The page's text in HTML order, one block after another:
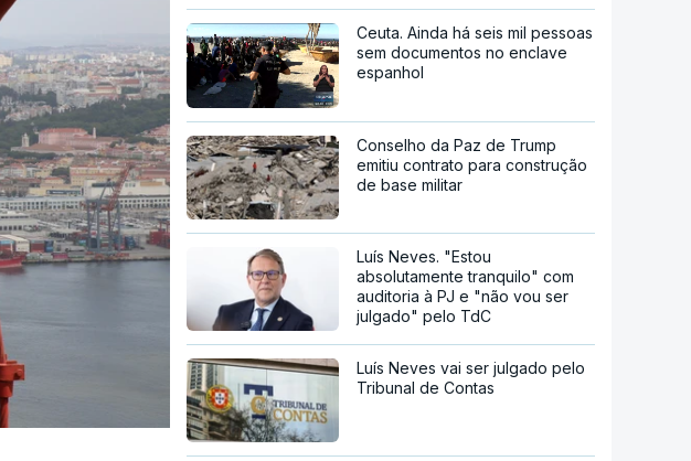
Ceuta. Ainda há seis mil pessoas
sem documentos no enclave
espanhol
Conselho da Paz de Trump
emitiu contrato para construção
de base militar
Luís Neves. "Estou
absolutamente tranquilo" com
auditoria à PJ e "não vou ser
julgado" pelo TdC
Luís Neves vai ser julgado pelo
Tribunal de Contas